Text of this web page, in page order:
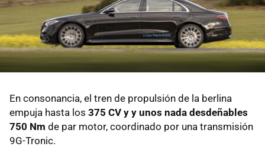
En consonancia, el tren de propulsión de la berlina
empuja hasta los 375 CV y y unos nada desdeñables
750 Nm de par motor, coordinado por una transmisión
9G-Tronic.